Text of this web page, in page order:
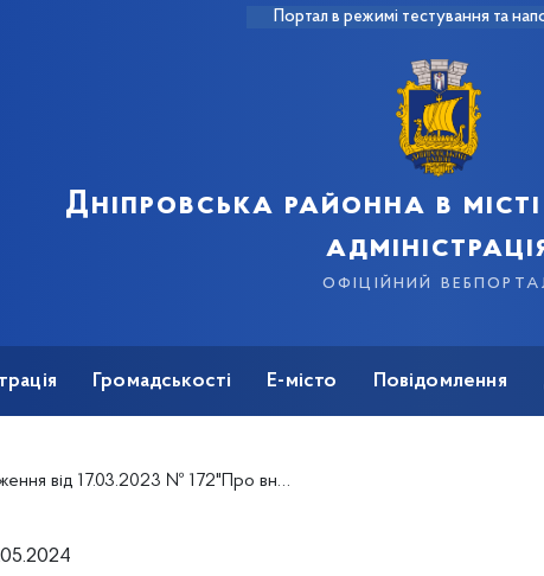
Портал в режимі тестування та
Дніпровська районна в
офіційний
Громадськості Е-місто Повідомлення
в місті Києві державної адміністрації від 13 грудня 2011 року № 512 "Про створення комісії з оцінки вартості майна, що знаходиться у власності громадянина та членів його сім'ї, та з проведення щорічного моніторингу сукупного доходу громадян, які перебувають на соціальному квартирному обліку"